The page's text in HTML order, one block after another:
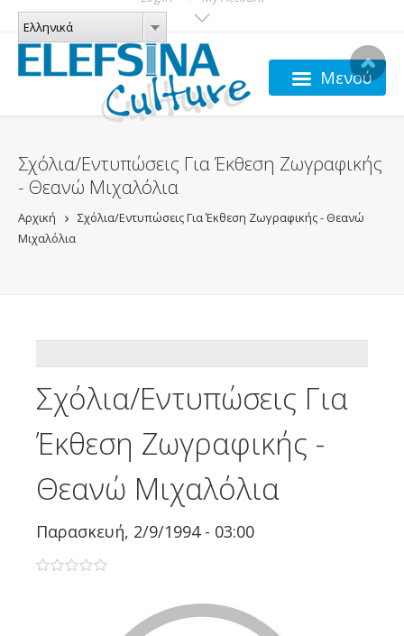
Παράκαμψη προς το κυρίως περιεχόμενο
ΓΛΏΣΣΕΣ
Ελληνικά
Ελληνικά
Μενού
Σχόλια/Εντυπώσεις Για Έκθεση Ζωγραφικής
- Θεανώ Μιχαλόλια
Αρχική
Σχόλια/Εντυπώσεις Για Έκθεση Ζωγραφικής - Θεανώ
Μιχαλόλια
Σχόλια/Εντυπώσεις Για
Έκθεση Ζωγραφικής -
Θεανώ Μιχαλόλια
Παρασκευή, 2/9/1994 - 03:00
0 stars